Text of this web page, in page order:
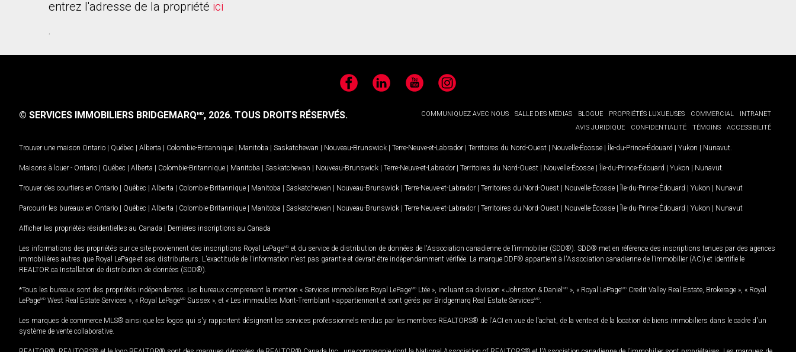
entrez l'adresse de la propriété ici
.
FacebookLinkedIn YouTubeInstagram
COMMUNIQUEZ AVEC NOUS SALLE DES MÉDIAS BLOGUE PROPRIÉTÉS LUXUEUSES COMMERCIAL
INTRANET
AVIS JURIDIQUE
CONFIDENTIALITÉ TÉMOINS ACCESSIBILITÉ
© SERVICES IMMOBILIERS BRIDGEMARQMD, 2026. TOUS DROITS RÉSERVÉS.
Trouver une maison Ontario | Québec | Alberta | Colombie-Britannique | Manitoba | Saskatchewan | Nouveau-Brunswick | Terre-Neuve-et-Labrador | Territoires du Nord-Ouest | Nouvelle-Écosse | Île-du-Prince-Édouard | Yukon | Nunavut
Maisons à louer - Ontario | Québec | Alberta | Colombie-Britannique | Manitoba | Saskatchewan | Nouveau-Brunswick | Terre-Neuve-et-Labrador | Territoires du Nord-Ouest | Nouvelle-Écosse | Île-du-Prince-Édouard | Yukon | Nunavut
Trouver des courtiers en Ontario | Québec | Alberta | Colombie-Britannique | Manitoba | Saskatchewan | Nouveau-Brunswick | Terre-Neuve-et-Labrador | Territoires du Nord-Ouest | Nouvelle-Écosse | Île-du-Prince-Édouard | Yukon | Nunavut
Parcourir les bureaux en Ontario | Québec | Alberta | Colombie-Britannique | Manitoba | Saskatchewan | Nouveau-Brunswick | Terre-Neuve-et-Labrador | Territoires du Nord-Ouest | Nouvelle-Écosse | Île-du-Prince-Édouard | Yukon | Nunavut
Afficher les propriétés résidentielles au Canada | Dernières inscriptions au Canada
Les informations des propriétés sur ce site proviennent des inscriptions Royal LePageMD et du service de distribution de données de l'Association canadienne de l’immobilier (SDD®). SDD® met en référence des inscriptions tenues par des agences
immobilières autres que Royal LePage et ses distributeurs. L'exactitude de l'information n'est pas garantie et devrait être indépendamment vérifiée. La marque DDF® appartient à l'Association canadienne de l’immobilier (ACI) et identifie le
REALTOR.ca Installation de distribution de données (SDD®).
*Tous les bureaux sont des propriétés indépendantes. Les bureaux comprenant la mention « Services immobiliers Royal LePageMD Ltée », incluant sa division « Johnston & Daniel MD », « Royal LePageMD Credit Valley Real Estate, Brokerage », « Royal
LePageMD West Real Estate Services », « Royal LePageMD Sussex », et « Les immeubles Mont-Tremblant » appartiennent et sont gérés par Bridgemarq Real Estate ServicesMD
Les marques de commerce MLS® ainsi que les logos qui s'y rapportent désignent les services professionnels rendus par les membres REALTORS® de l'ACI en vue de l'achat, de la vente et de la location de biens immobiliers dans le cadre d'un
système de vente collaborative.